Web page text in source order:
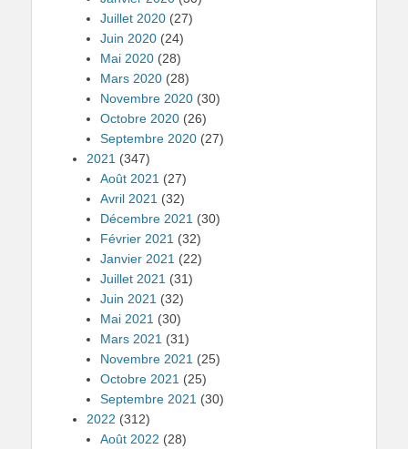
Juillet 2020 (27)
Juin 2020 (24)
Mai 2020 (28)
Mars 2020 (28)
Novembre 2020 (30)
Octobre 2020 (26)
Septembre 2020 (27)
2021 (347)
Août 2021 (27)
Avril 2021 (32)
Décembre 2021 (30)
Février 2021 (32)
Janvier 2021 (22)
Juillet 2021 (31)
Juin 2021 (32)
Mai 2021 (30)
Mars 2021 (31)
Novembre 2021 (25)
Octobre 2021 (25)
Septembre 2021 (30)
2022 (312)
Août 2022 (28)